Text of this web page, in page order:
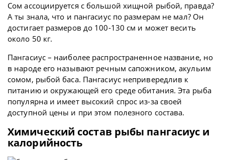
Сом ассоциируется с большой хищной рыбой, правда?
А ты знала, что и пангасиус по размерам не мал? Он
достигает размеров до 100-130 см и может весить
около 50 кг.
Пангасиус – наиболее распространенное название, но
в народе его называют речным сапожником, акульим
сомом, рыбой баса. Пангасиус непривередлив к
питанию и окружающей его среде обитания. Эта рыба
популярна и имеет высокий спрос из-за своей
доступной цены и при этом полезного состава.
Химический состав рыбы пангасиус и
калорийность